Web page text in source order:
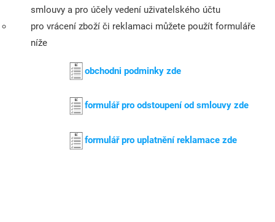
smlouvy a pro účely vedení uživatelského účtu
pro vrácení zboží či reklamaci můžete použít formuláře
níže
obchodni podminky zde
formulář pro odstoupení od smlouvy zde
formulář pro uplatnění reklamace zde